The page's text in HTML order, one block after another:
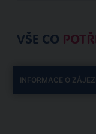
VŠE CO
INFORMACE O